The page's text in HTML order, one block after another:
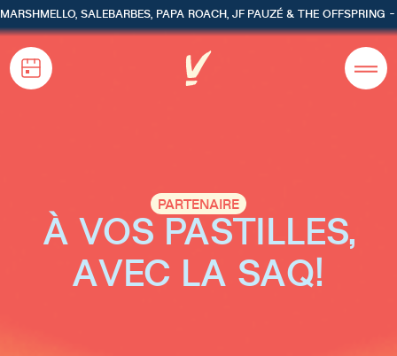
MARSHMELLO, SALEBARBES, PAPA ROACH, JF PAUZÉ & THE
PARTENAIRE
À VOS PASTILLES,
AVEC LA SAQ!